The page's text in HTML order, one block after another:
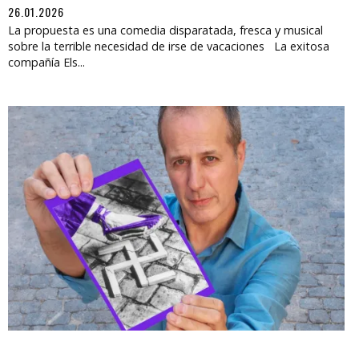
26.01.2026
La propuesta es una comedia disparatada, fresca y musical
sobre la terrible necesidad de irse de vacaciones La exitosa
compañía Els...